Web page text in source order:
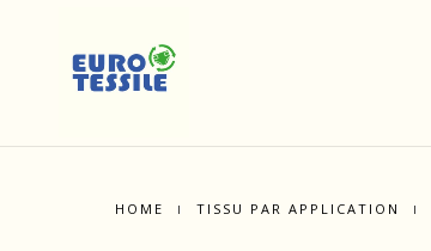
HOME TISSU PAR APPLICATION